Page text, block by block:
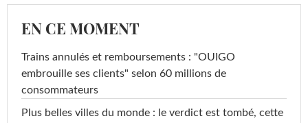
EN CE MOMENT
Trains annulés et remboursements : "OUIGO
embrouille ses clients" selon 60 millions de
consommateurs
Plus belles villes du monde : le verdict est tombé, cette